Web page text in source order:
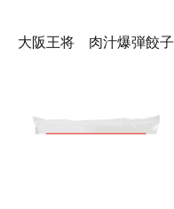
大阪王将 肉汁爆弾餃子